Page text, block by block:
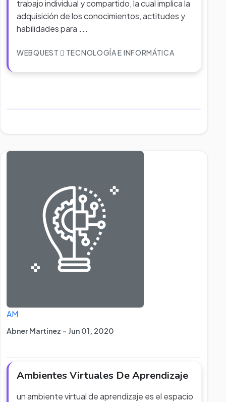
trabajo individual y compartido, la cual implica la
adquisición de los conocimientos, actitudes y
habilidades para ...
WEBQUEST TECNOLOGÍA E INFORMÁTICA
AM
Abner Martinez - Jun 01, 2020
Ambientes Virtuales De Aprendizaje
un ambiente virtual de aprendizaje es el espacio